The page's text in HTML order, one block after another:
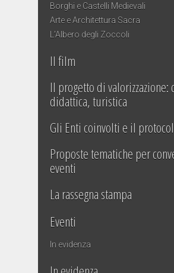
Borghi e Castelli Medievali
Arte e Architettura Sacra
L’Albero degli Zoccoli
Il film
Il progetto di
didattica, turistica
Gli Enti coinvolti e il
Proposte tematiche per
eventi
La rassegna stampa
Eventi
In evidenza